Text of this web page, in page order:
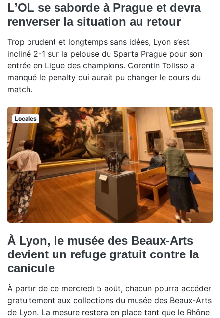
L’OL se saborde à Prague et devra
renverser la situation au retour
Trop prudent et longtemps sans idées, Lyon s’est
incliné 2-1 sur la pelouse du Sparta Prague pour son
entrée en Ligue des champions. Corentin Tolisso a
manqué le penalty qui aurait pu changer le cours du
match.
Locales
À Lyon, le musée des Beaux-Arts
devient un refuge gratuit contre la
canicule
À partir de ce mercredi 5 août, chacun pourra accéder
gratuitement aux collections du musée des Beaux-Arts
de Lyon. La mesure restera en place tant que le Rhône